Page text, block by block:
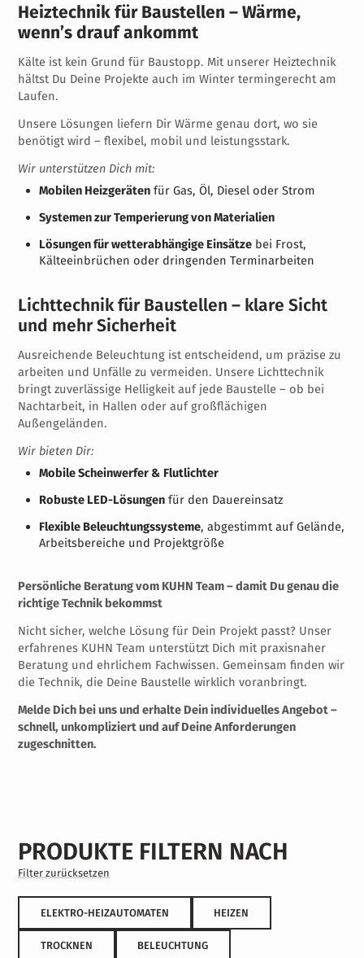
Heiztechnik für Baustellen – Wärme,
wenn’s drauf ankommt
Kälte ist kein Grund für Baustopp. Mit unserer Heiztechnik
hältst Du Deine Projekte auch im Winter termingerecht am
Laufen.
Unsere Lösungen liefern Dir Wärme genau dort, wo sie
benötigt wird – flexibel, mobil und leistungsstark.
Wir unterstützen Dich mit:
Mobilen Heizgeräten für Gas, Öl, Diesel oder Strom
Systemen zur Temperierung von Materialien
Lösungen für wetterabhängige Einsätze bei Frost,
Kälteeinbrüchen oder dringenden Terminarbeiten
Lichttechnik für Baustellen – klare Sicht
und mehr Sicherheit
Ausreichende Beleuchtung ist entscheidend, um präzise zu
arbeiten und Unfälle zu vermeiden. Unsere Lichttechnik
bringt zuverlässige Helligkeit auf jede Baustelle – ob bei
Nachtarbeit, in Hallen oder auf großflächigen
Außengeländen.
Wir bieten Dir:
Mobile Scheinwerfer & Flutlichter
Robuste LED-Lösungen für den Dauereinsatz
Flexible Beleuchtungssysteme, abgestimmt auf Gelände,
Arbeitsbereiche und Projektgröße
Persönliche Beratung vom KUHN Team – damit Du genau die
richtige Technik bekommst
Nicht sicher, welche Lösung für Dein Projekt passt? Unser
erfahrenes KUHN Team unterstützt Dich mit praxisnaher
Beratung und ehrlichem Fachwissen. Gemeinsam finden wir
die Technik, die Deine Baustelle wirklich voranbringt.
Melde Dich bei uns und erhalte Dein individuelles Angebot –
schnell, unkompliziert und auf Deine Anforderungen
zugeschnitten.
PRODUKTE FILTERN NACH
Filter zurücksetzen
ELEKTRO-HEIZAUTOMATEN HEIZEN
TROCKNEN BELEUCHTUNG